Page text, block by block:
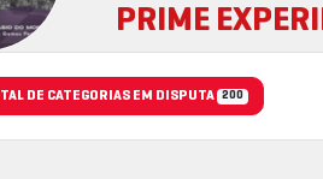
PRIME
DE CATEGORIAS EM DISPUTA 200